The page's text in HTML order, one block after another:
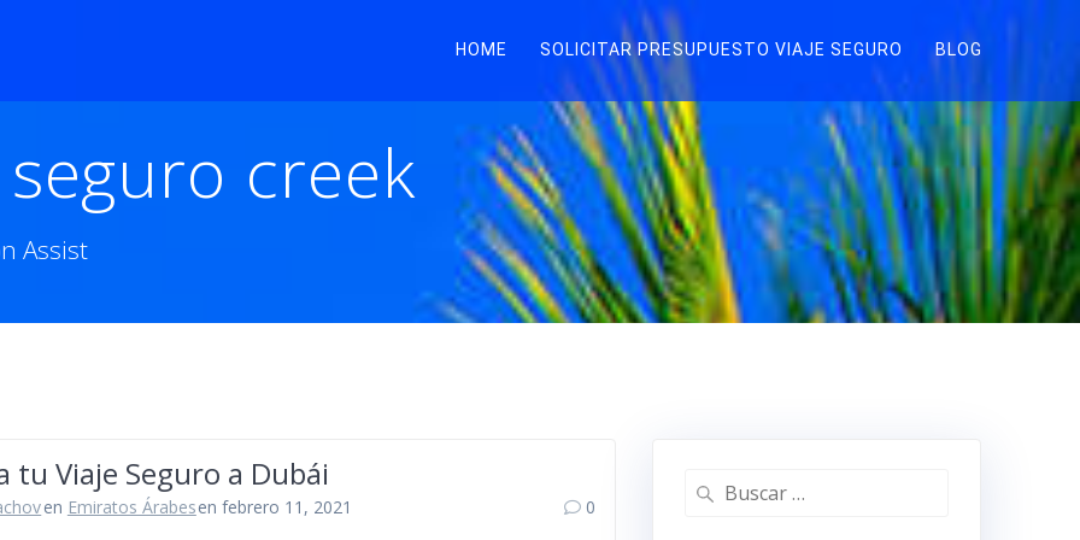
HOME SOLICITAR PRESUPUESTO VIAJE SEGURO BLOG
creek
Assist
tu Viaje Seguro a Dubái
en Emiratos Árabesen febrero 11, 2021 0
Buscar: